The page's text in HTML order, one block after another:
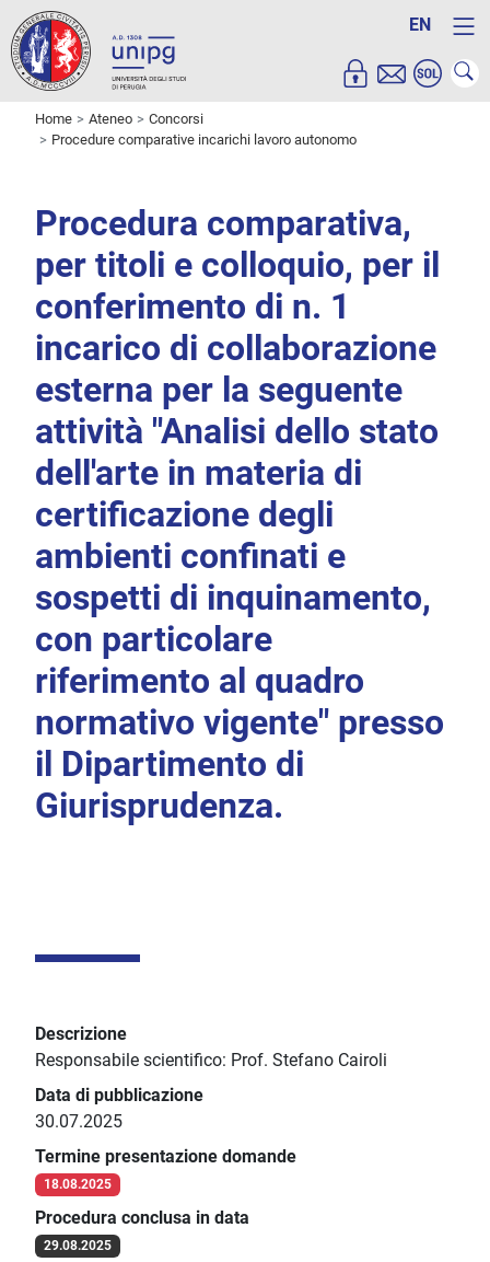
EN
Home Ateneo
Concorsi
Procedure comparative incarichi lavoro autonomo
Procedura comparativa,
per titoli e colloquio, per il
conferimento di n. 1
incarico di collaborazione
esterna per la seguente
attività "Analisi dello stato
dell'arte in materia di
certificazione degli
ambienti confinati e
sospetti di inquinamento,
con particolare
riferimento al quadro
normativo vigente" presso
il Dipartimento di
Giurisprudenza.
Descrizione
Responsabile scientifico: Prof. Stefano Cairoli
Data di pubblicazione
30.07.2025
Termine presentazione domande
18.08.2025
Procedura conclusa in data
29.08.2025